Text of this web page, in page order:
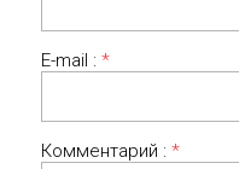
E-mail : *
Комментарий : *